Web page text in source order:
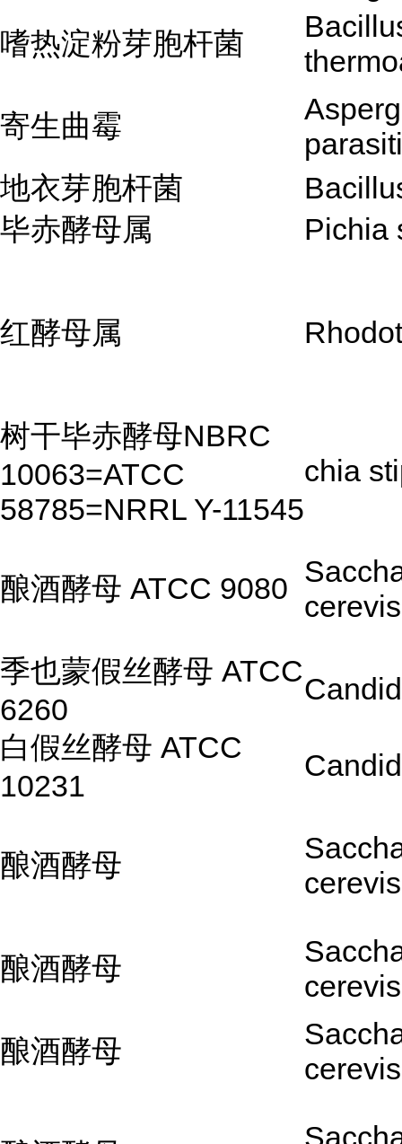
嗜热淀粉芽胞杆菌
寄生曲霉
地衣芽胞杆菌
毕赤酵母属
Pichia
红酵母属
树干毕赤酵母NBRC
10063=ATCC
58785=NRRL Y-11545
chia
酿酒酵母 ATCC 9080
季也蒙假丝酵母 ATCC
6260
白假丝酵母 ATCC
10231
酿酒酵母
酿酒酵母
酿酒酵母